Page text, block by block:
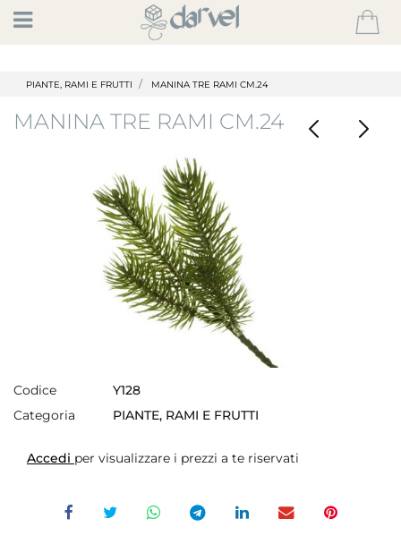
Open
PIANTE, RAMI E FRUTTI MANINA TRE RAMI CM.24
MANINA TRE RAMI CM.24
Codice
Y128
Categoria
PIANTE, RAMI E FRUTTI
Accedi per visualizzare i prezzi a te riservati